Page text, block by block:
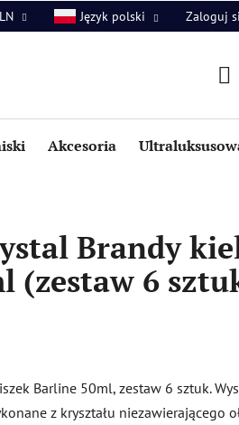
Język polski Zaloguj
Akcesoria
Brandy
(zestaw 6
Barline 50ml, zestaw 6 sztuk.
z kryształu niezawierającego